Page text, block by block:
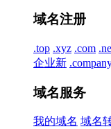
域名注册
.top .xyz .com
企业新
域名服务
我的域名 域名